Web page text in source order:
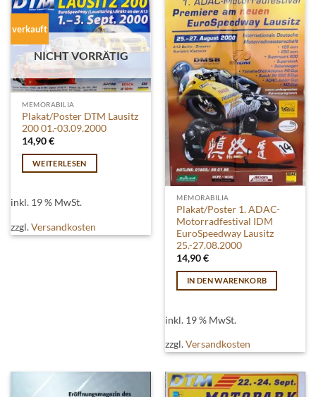
verkauft
NICHT VORRÄTIG
MEMORABILIA
Plakat/Poster DTM Lausitz
200 01.-03.09.2000
14,90€
WEITERLESEN
inkl. 19 % MwSt.
zzgl.Versandkosten
MEMORABILIA
Plakat/Poster 1. ADAC-
Motorradfestival IDM
EuroSpeedway Lausitz
25.-27.08.2000
14,90€
IN DEN WARENKORB
inkl. 19 % MwSt.
zzgl.Versandkosten